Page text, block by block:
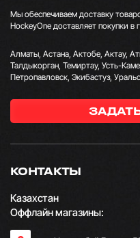
КОНТАКТЫ
Казахстан
Оффлайн магазины:
Мы обеспечиваем доставку
HockeyOne доставляет покупки в
Алматы, Астана, Актобе, Актау,
Талдыкорган, Темиртау, Усть-
Петропавловск, Экибастуз,